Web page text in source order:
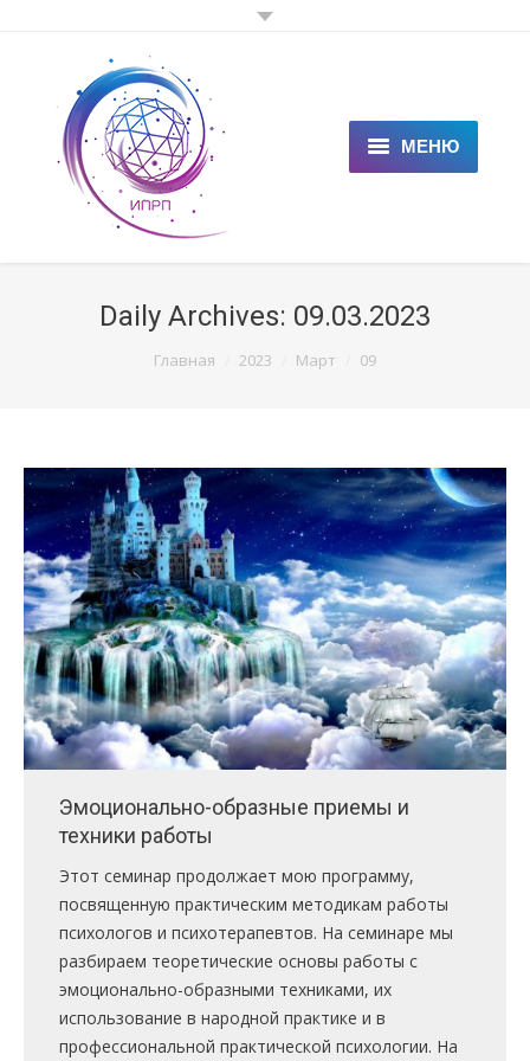
МЕНЮ
ГЛАВНАЯ
СПЕЦИАЛИСТАМ
СТАТЬИ
ПРАВИЛА
КОНСУЛЬТИРОВАНИЯ
КОНТАКТЫ
Daily Archives: 09.03.2023
Главная 2023 Март 09
Эмоционально-образные приемы и
техники работы
Этот семинар продолжает мою программу,
посвященную практическим методикам работы
психологов и психотерапевтов. На семинаре мы
разбираем теоретические основы работы с
эмоционально-образными техниками, их
использование в народной практике и в
профессиональной практической психологии. На